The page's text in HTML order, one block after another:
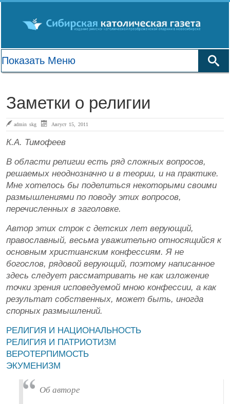
Заметки о религии
admin skg Август 15, 2011
К.А. Тимофеев
В области религии есть ряд сложных вопросов,
решаемых неоднозначно и в теории, и на практике.
Мне хотелось бы поделиться некоторыми своими
размышлениями по поводу этих вопросов,
перечисленных в заголовке.
Автор этих строк с детских лет верующий,
православный, весьма уважительно относящийся к
основным христианским конфессиям. Я не
богослов, рядовой верующий, поэтому написанное
здесь следует рассматривать не как изложение
точки зрения исповедуемой мною конфессии, а как
результат собственных, может быть, иногда
спорных размышлений.
РЕЛИГИЯ И НАЦИОНАЛЬНОСТЬ
РЕЛИГИЯ И ПАТРИОТИЗМ
ВЕРОТЕРПИМОСТЬ
ЭКУМЕНИЗМ
Об авторе